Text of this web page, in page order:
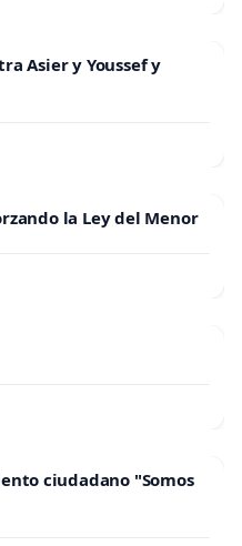
Asier y Youssef y
la Ley del Menor
ciudadano "Somos